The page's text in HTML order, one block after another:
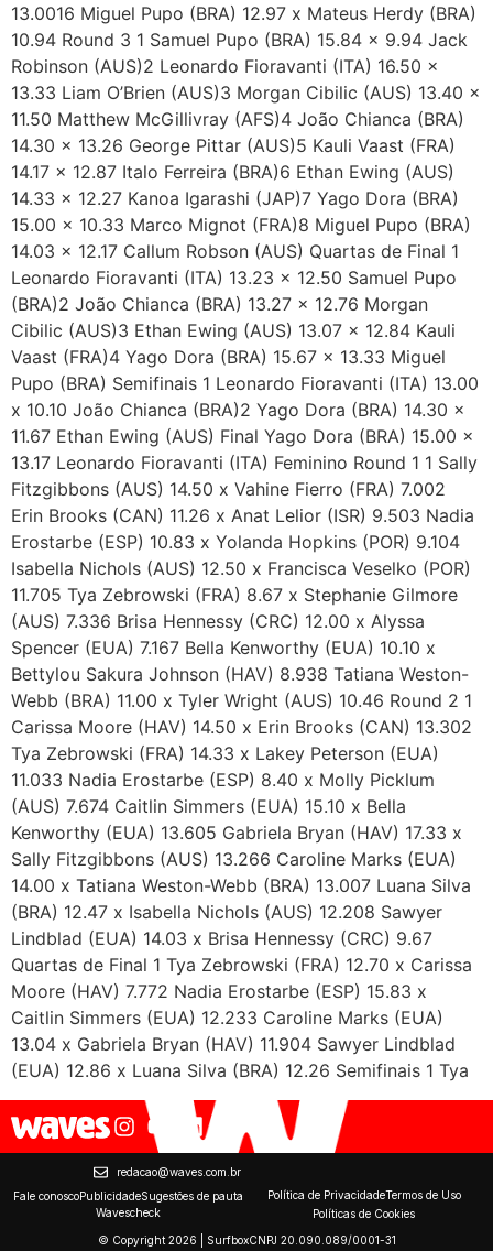
13.0016 Miguel Pupo (BRA) 12.97 x Mateus Herdy (BRA)
10.94 Round 3 1 Samuel Pupo (BRA) 15.84 x 9.94 Jack
Robinson (AUS)2 Leonardo Fioravanti (ITA) 16.50 x
13.33 Liam O’Brien (AUS)3 Morgan Cibilic (AUS) 13.40 x
11.50 Matthew McGillivray (AFS)4 João Chianca (BRA)
14.30 x 13.26 George Pittar (AUS)5 Kauli Vaast (FRA)
14.17 x 12.87 Italo Ferreira (BRA)6 Ethan Ewing (AUS)
14.33 x 12.27 Kanoa Igarashi (JAP)7 Yago Dora (BRA)
15.00 x 10.33 Marco Mignot (FRA)8 Miguel Pupo (BRA)
14.03 x 12.17 Callum Robson (AUS) Quartas de Final 1
Leonardo Fioravanti (ITA) 13.23 x 12.50 Samuel Pupo
(BRA)2 João Chianca (BRA) 13.27 x 12.76 Morgan
Cibilic (AUS)3 Ethan Ewing (AUS) 13.07 x 12.84 Kauli
Vaast (FRA)4 Yago Dora (BRA) 15.67 x 13.33 Miguel
Pupo (BRA) Semifinais 1 Leonardo Fioravanti (ITA) 13.00
x 10.10 João Chianca (BRA)2 Yago Dora (BRA) 14.30 x
11.67 Ethan Ewing (AUS) Final Yago Dora (BRA) 15.00 x
13.17 Leonardo Fioravanti (ITA) Feminino Round 1 1 Sally
Fitzgibbons (AUS) 14.50 x Vahine Fierro (FRA) 7.002
Erin Brooks (CAN) 11.26 x Anat Lelior (ISR) 9.503 Nadia
Erostarbe (ESP) 10.83 x Yolanda Hopkins (POR) 9.104
Isabella Nichols (AUS) 12.50 x Francisca Veselko (POR)
11.705 Tya Zebrowski (FRA) 8.67 x Stephanie Gilmore
(AUS) 7.336 Brisa Hennessy (CRC) 12.00 x Alyssa
Spencer (EUA) 7.167 Bella Kenworthy (EUA) 10.10 x
Bettylou Sakura Johnson (HAV) 8.938 Tatiana Weston-
Webb (BRA) 11.00 x Tyler Wright (AUS) 10.46 Round 2 1
Carissa Moore (HAV) 14.50 x Erin Brooks (CAN) 13.302
Tya Zebrowski (FRA) 14.33 x Lakey Peterson (EUA)
11.033 Nadia Erostarbe (ESP) 8.40 x Molly Picklum
(AUS) 7.674 Caitlin Simmers (EUA) 15.10 x Bella
Kenworthy (EUA) 13.605 Gabriela Bryan (HAV) 17.33 x
Sally Fitzgibbons (AUS) 13.266 Caroline Marks (EUA)
14.00 x Tatiana Weston-Webb (BRA) 13.007 Luana Silva
(BRA) 12.47 x Isabella Nichols (AUS) 12.208 Sawyer
Lindblad (EUA) 14.03 x Brisa Hennessy (CRC) 9.67
Quartas de Final 1 Tya Zebrowski (FRA) 12.70 x Carissa
Moore (HAV) 7.772 Nadia Erostarbe (ESP) 15.83 x
Caitlin Simmers (EUA) 12.233 Caroline Marks (EUA)
13.04 x Gabriela Bryan (HAV) 11.904 Sawyer Lindblad
(EUA) 12.86 x Luana Silva (BRA) 12.26 Semifinais 1 Tya
redacao@waves.com.br
Fale conoscoPublicidadeSugestões de pauta
Wavescheck
Política de PrivacidadeTermos de Uso
Políticas de Cookies
© Copyright 2026 | SurfboxCNPJ 20.090.089/0001-31